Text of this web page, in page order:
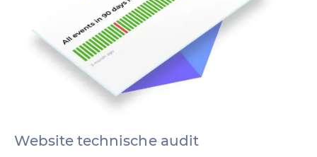
Website technische audit